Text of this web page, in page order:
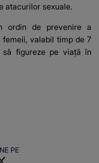
atacurilor sexuale.
ordin de prevenire a
valabil timp de 7
figureze pe viață în
PE